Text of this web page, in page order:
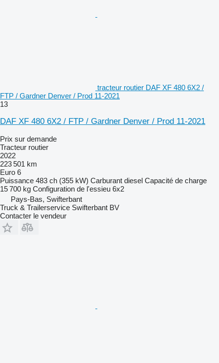
tracteur routier DAF XF 480 6X2 /
FTP / Gardner Denver / Prod 11-2021
13
DAF XF 480 6X2 / FTP / Gardner Denver / Prod 11-2021
Prix sur demande
Tracteur routier
2022
223 501 km
Euro 6
Puissance 483 ch (355 kW) Carburant diesel Capacité de charge
15 700 kg Configuration de l'essieu 6x2
Pays-Bas, Swifterbant
Truck & Trailerservice Swifterbant BV
Contacter le vendeur